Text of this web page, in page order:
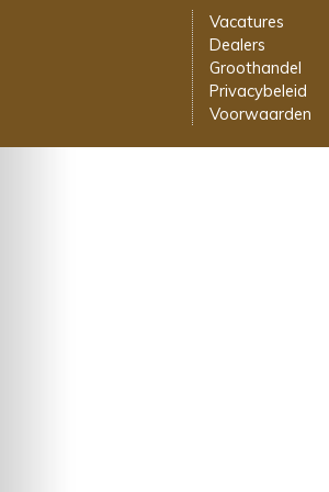
Vacatures
Dealers
Groothandel
Privacybeleid
Voorwaarden